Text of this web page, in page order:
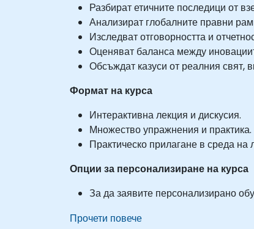
Разбират етичните последици от
Анализират глобалните правни
Изследват отговорността и
Оценяват баланса между
Обсъждат казуси от реалния свят,
Формат на курса
Интерактивна лекция и дискусия.
Множество упражнения и практика.
Практическо прилагане в среда на
Опции за персонализиране на курса
За да заявите персонализирано
Прочети повече